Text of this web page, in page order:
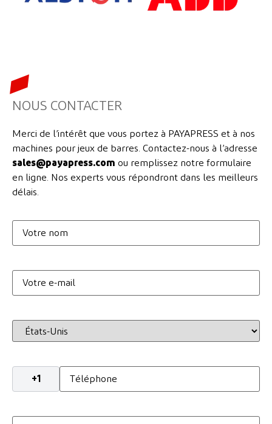
NOUS CONTACTER
Merci de l’intérêt que vous portez à PAYAPRESS et à nos
machines pour jeux de barres. Contactez-nous à l’adresse
sales@payapress.com ou remplissez notre formulaire
en ligne. Nos experts vous répondront dans les meilleurs
délais.
Votre
nom
E-
mail*
Pays
Téléphone*
Votre